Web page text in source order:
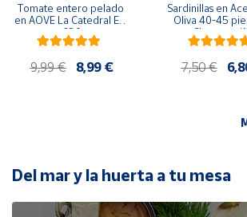
populares
Bono
Cultural
de Correos
Market
Tomate entero pelado
en AOVE La Catedral ER-
630
9,99 € 8,99 €
Sardinillas en
Oliva 40-45
Churrusquiña
7,50 €
Del mar y la huerta a tu mesa